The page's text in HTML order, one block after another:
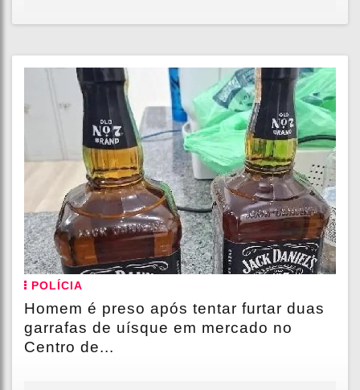
POLÍCIA
Homem é preso após tentar furtar duas
garrafas de uísque em mercado no
Centro de...